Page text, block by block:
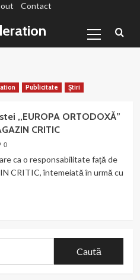
Contact
Menu
Publicitate Știri
,,EUROPA ORTODOXĂ”
CRITIC
0
ca o responsabilitate față de
CRITIC, întemeiată în urmă cu